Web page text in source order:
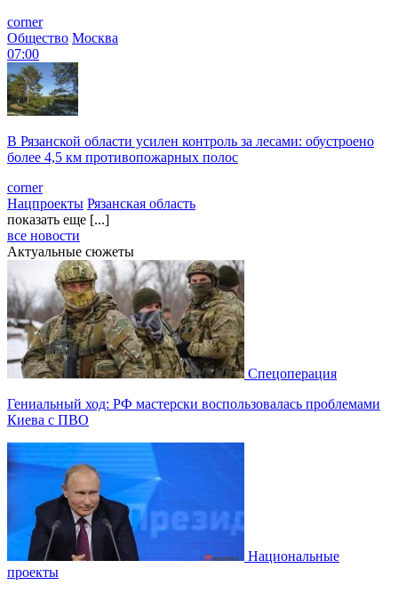
corner
Общество Москва
07:00
В Рязанской области усилен контроль за лесами: обустроено
более 4,5 км противопожарных полос
corner
Нацпроекты Рязанская область
показать еще [...]
все новости
Актуальные сюжеты
Спецоперация
Гениальный ход: РФ мастерски воспользовалась проблемами
Киева с ПВО
Национальные
проекты